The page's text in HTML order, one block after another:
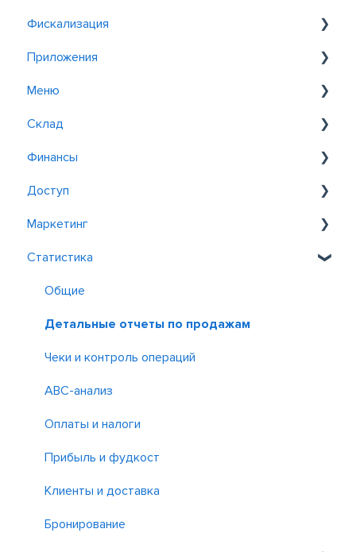
Регистрация и вход
Общие
Обслуживание у столиков
Заказ
Скидки и акции
Отчеты
Фискализация
Фискализация в Казахстане
Фискализация в Узбекистане
Приложения
Postie AI Assistant
Poster QR
Poster Site
Kitchen Kit
Poster Boss
Poster Курьер
Бронирование и заказы
Другие приложения
Меню
Добавление товаров и блюд
Модификации
Управление меню
Импорт и экспорт
Склад
Настройки
Поставка и движение
Производство и переработка
Инвентаризация и списание
Контроль и отчет
Финансы
Транзакции
Кассовые смены
Чаевые и комиссии
Зарплата
Как навести порядок в финансах
Финансовые отчеты и Cash flow
P&L
Доступ
Заведение
Касса
Сотрудники
Маркетинг
Программы лояльности
Акции
Статистика
Общие
Детальные отчеты по продажам
Чеки и контроль операций
ABC-анализ
Оплаты и налоги
Прибыль и фудкост
Клиенты и доставка
Бронирование